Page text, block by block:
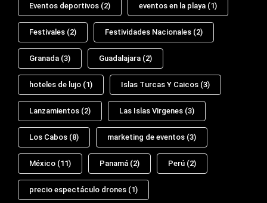
Eventos deportivos (2) eventos en la playa (1)
Festivales (2) Festividades Nacionales (2)
Granada (3) Guadalajara (2)
hoteles de lujo (1) Islas Turcas Y Caicos (3)
Lanzamientos (2) Las Islas Virgenes (3)
Los Cabos (8) marketing de eventos (3)
México (11) Panamá (2) Perú (2)
precio espectáculo drones (1)